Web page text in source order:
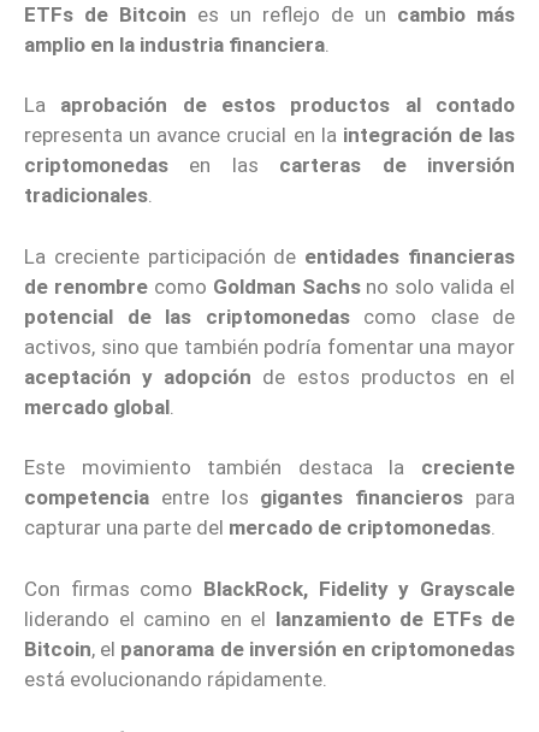
ETFs de Bitcoin es un reflejo de un cambio más
amplio en la industria financiera
La aprobación de estos productos al contado
representa un avance crucial en la integración de las
criptomonedas en las carteras de inversión
tradicionales.
La creciente participación de entidades financieras
de renombrecomo Goldman Sachsno solo valida el
potencial de las criptomonedascomo clase de
activos, sino que también podría fomentar una mayor
aceptación y adopción de estos productos en el
mercado global
Este movimiento también destaca la creciente
competencia entre los gigantes financieros para
capturar una parte del mercado de criptomonedas.
Con firmas como BlackRock, Fidelity y Grayscale
liderando el camino en el lanzamiento de ETFs de
Bitcoin, el panorama de inversión en criptomonedas
está evolucionando rápidamente.